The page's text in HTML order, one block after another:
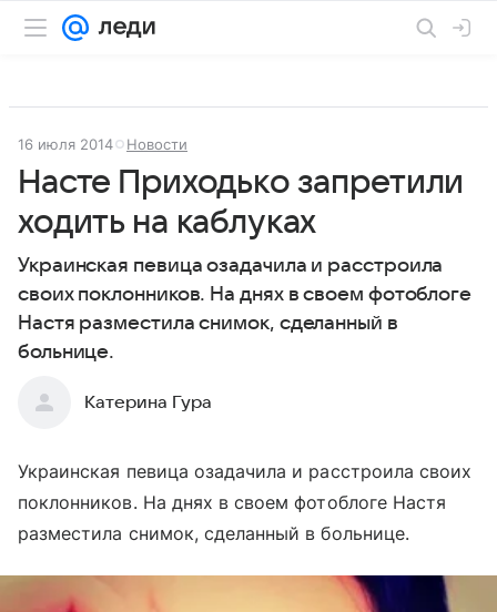
16 июля 2014 Новости
Насте Приходько запретили
ходить на каблуках
Украинская певица озадачила и расстроила
своих поклонников. На днях в своем фотоблоге
Настя разместила снимок, сделанный в
больнице.
Катерина Гура
Украинская певица озадачила и расстроила своих
поклонников. На днях в своем фотоблоге Настя
разместила снимок, сделанный в больнице.